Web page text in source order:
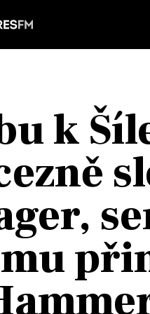
VIP
TRENDY
KULTURA
OSTATNÍ
k